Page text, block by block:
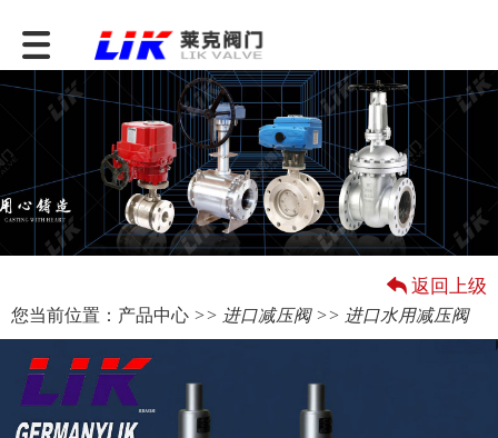
您当前位置： 产品中心 >> 进口减压阀>> 进口水用减压阀
返回上级